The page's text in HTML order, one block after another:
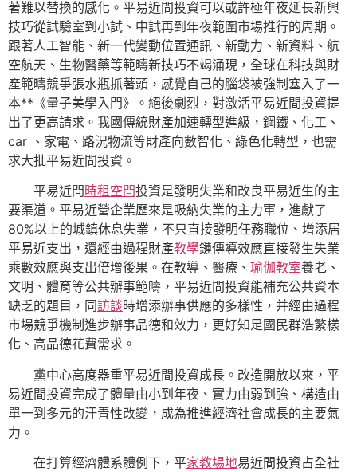
著難以替換的感化。平易近間投資可以或許極年夜延長新興
技巧從試驗室到小試、中試再到年夜範圍市場推行的周期。
跟著人工智能、新一代變動位置通訊、新動力、新資料、航
空航天、生物醫藥等範疇新技巧不竭涌現，全球在科技與財
產範疇競爭張水瓶抓著頭，感覺自己的腦袋被強制塞入了一
本**《量子美學入門》。絕後劇烈，對激活平易近間投資提
出了更高請求。我國傳統財產加速轉型進級，鋼鐵、化工、
car 、家電、路況物流等財產向數智化、綠色化轉型，也需
求大批平易近間投資。
平易近間 時租空間投資是發明失業和改良平易近生的主
要渠道。平易近營企業歷來是吸納失業的主力軍，進獻了
80%以上的城鎮休息失業，不只直接發明任務職位、增添居
平易近支出，還經由過程財產教學鏈傳導效應直接發生失業
乘數效應與支出倍增後果。在教導、醫療、 瑜伽教室養老、
文明、體育等公共辦事範疇，平易近間投資能補充公共資本
缺乏的題目，同訪談時增添辦事供應的多樣性，并經由過程
市場競爭機制進步辦事品德和效力，更好知足國民群浩繁樣
化、高品德花費需求。
黨中心高度器重平易近間投資成長。改造開放以來，平
易近間投資完成了體量由小到年夜、實力由弱到強、構造由
單一到多元的汗青性改變，成為推進經濟社會成長的主要氣
力。
在打算經濟體系體例下，平家教場地易近間投資占全社